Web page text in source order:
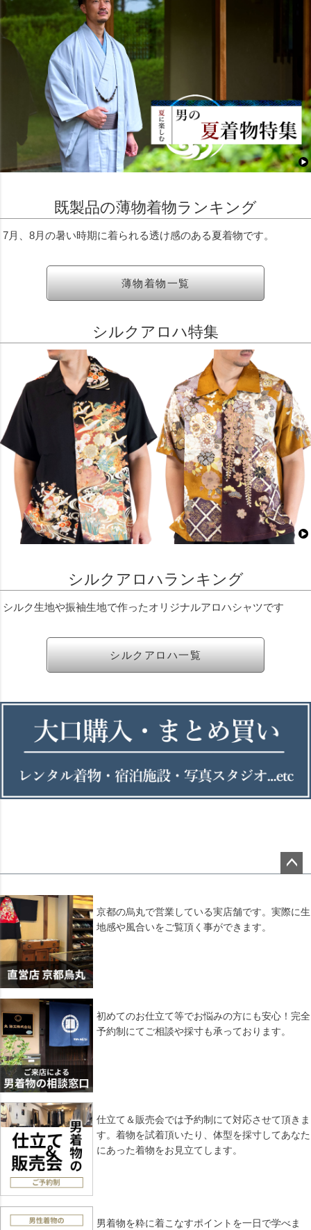
既製品の薄物着物ランキング
7月、8月の暑い時期に着られる透け感のある夏着物です。
薄物着物一覧
シルクアロハ特集
シルクアロハランキング
シルク生地や振袖生地で作ったオリジナルアロハシャツです
シルクアロハ一覧
ップ
京都の烏丸で営業している実店舗です。実際に生
地感や風合いをご覧頂く事ができます。
初めてのお仕立て等でお悩みの方にも安心！完全
予約制にてご相談や採寸も承っております。
仕立て＆販売会では予約制にて対応させて頂きま
す。着物を試着頂いたり、体型を採寸してあなた
にあった着物をお見立てします。
男着物を粋に着こなすポイントを一日で学べま